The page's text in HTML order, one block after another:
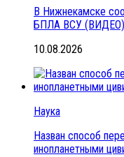
В Нижнекамске
БПЛА ВСУ (ВИДЕО)
10.08.2026
Наука
Назван способ
инопланетными